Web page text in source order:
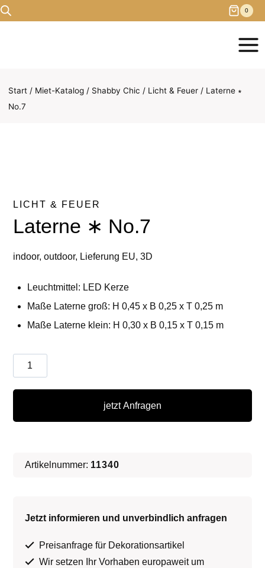
Zum
0
Start / Miet-Katalog / Shabby Chic / Licht & Feuer / Laterne ∗
No.7
LICHT & FEUER
Laterne ∗ No.7
indoor, outdoor, Lieferung EU, 3D
Leuchtmittel: LED Kerze
Maße Laterne groß: H 0,45 x B 0,25 x T 0,25 m
Maße Laterne klein: H 0,30 x B 0,15 x T 0,15 m
Laterne
Menge
jetzt Anfragen
Artikelnummer: 11340
Jetzt informieren und unverbindlich anfragen
Preisanfrage für Dekorationsartikel
Wir setzen Ihr Vorhaben europaweit um